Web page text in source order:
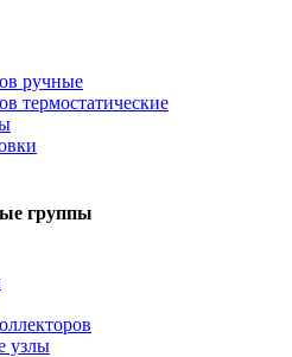
ручные
термостатические
группы
узлы